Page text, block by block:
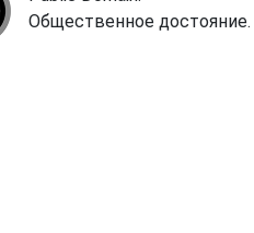
Общественное достояние.